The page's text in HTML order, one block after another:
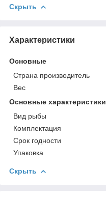
Скрыть
Характеристики
Основные
Страна производитель
Вес
Основные характеристики
Вид рыбы
Комплектация
Срок годности
Упаковка
Скрыть